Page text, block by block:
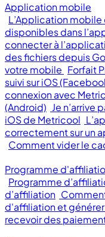
Application mobile
L’Application
disponibles dans
connecter à
des fichiers depuis
votre mobile Forfait
suivi sur iOS
connexion avec
(Android) Je n’arrive
iOS de Metricool
correctement sur un
Comment vider le
Programme
Programme
d’affiliation
d'affiliation et
recevoir des